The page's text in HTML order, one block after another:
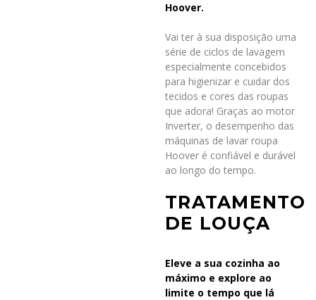
Hoover.
Vai ter à sua disposição uma
série de ciclos de lavagem
especialmente concebidos
para higienizar e cuidar dos
tecidos e cores das roupas
que adora! Graças ao motor
Inverter, o desempenho das
máquinas de lavar roupa
Hoover é confiável e durável
ao longo do tempo.
TRATAMENTO
DE LOUÇA
Eleve a sua cozinha ao
máximo e explore ao
limite o tempo que lá